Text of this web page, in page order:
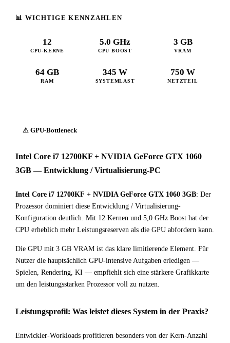
📊 WICHTIGE KENNZAHLEN
12
CPU-KERNE
5.0 GHz
CPU BOOST
3 GB
VRAM
64 GB
RAM
345 W
SYSTEMLAST
750 W
NETZTEIL
⚠ GPU-Bottleneck
Intel Core i7 12700KF + NVIDIA GeForce GTX 1060
3GB — Entwicklung / Virtualisierung-PC
Intel Core i7 12700KF + NVIDIA GeForce GTX 1060 3GB: Der
Prozessor dominiert diese Entwicklung / Virtualisierung-
Konfiguration deutlich. Mit 12 Kernen und 5,0 GHz Boost hat der
CPU erheblich mehr Leistungsreserven als die GPU abfordern kann.
Die GPU mit 3 GB VRAM ist das klare limitierende Element. Für
Nutzer die hauptsächlich GPU-intensive Aufgaben erledigen —
Spielen, Rendering, KI — empfiehlt sich eine stärkere Grafikkarte
um den leistungsstarken Prozessor voll zu nutzen.
Leistungsprofil: Was leistet dieses System in der Praxis?
Entwickler-Workloads profitieren besonders von der Kern-Anzahl